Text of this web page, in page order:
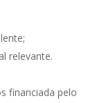
relevante.
financiada pelo